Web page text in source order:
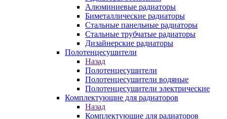
Алюминиевые радиаторы
Биметаллические радиаторы
Стальные панельные радиаторы
Стальные трубчатые радиаторы
Дизайнерские радиаторы
Полотенцесушители
Назад
Полотенцесушители
Полотенцесушители водяные
Полотенцесушители электрические
Комплектующие для радиаторов
Назад
Комплектующие для радиаторов